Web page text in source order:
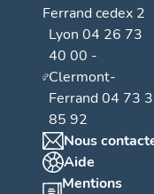
Ferrand cedex 2
Lyon 04 26 73
40 00 -
Clermont-
Ferrand 04 73
85 92
Nous
Aide
Mentions